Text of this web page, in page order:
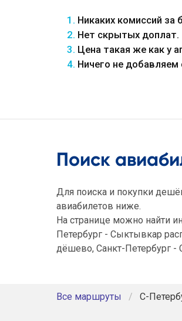
1. Никаких комиссий за
2. Нет скрытых доплат.
3. Цена такая же как у
4. Ничего не добавляем
Поиск
Для поиска и покупки
авиабилетов ниже.
На странице можно найти
Петербург - Сыктывкар
дёшево, Санкт-Петербург -
Все маршруты С-